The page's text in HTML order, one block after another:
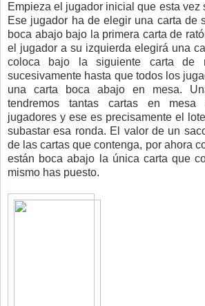
Empieza el jugador inicial que esta vez
Ese jugador ha de elegir una carta de
boca abajo bajo la primera carta de
el jugador a su izquierda elegirá una
coloca bajo la siguiente carta de
sucesivamente hasta que todos los
una carta boca abajo en mesa.
tendremos tantas cartas en mesa
jugadores y ese es precisamente el
subastar esa ronda. El valor de un
de las cartas que contenga, por ahora
están boca abajo la única carta que
mismo has puesto.